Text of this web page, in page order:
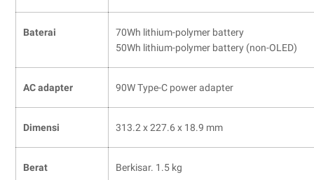
Baterai
70Wh lithium-polymer battery
50Wh lithium-polymer battery (non-OLED)
AC adapter 90W Type-C power adapter
Dimensi 313.2 x 227.6 x 18.9 mm
Berat Berkisar. 1.5 kg